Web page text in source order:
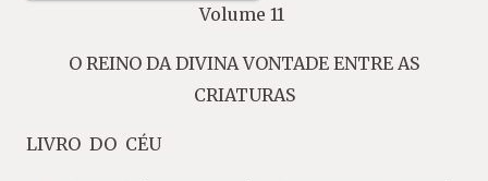
Volume 11
O REINO DA DIVINA VONTADE ENTRE AS
CRIATURAS
LIVRO DO CÉU